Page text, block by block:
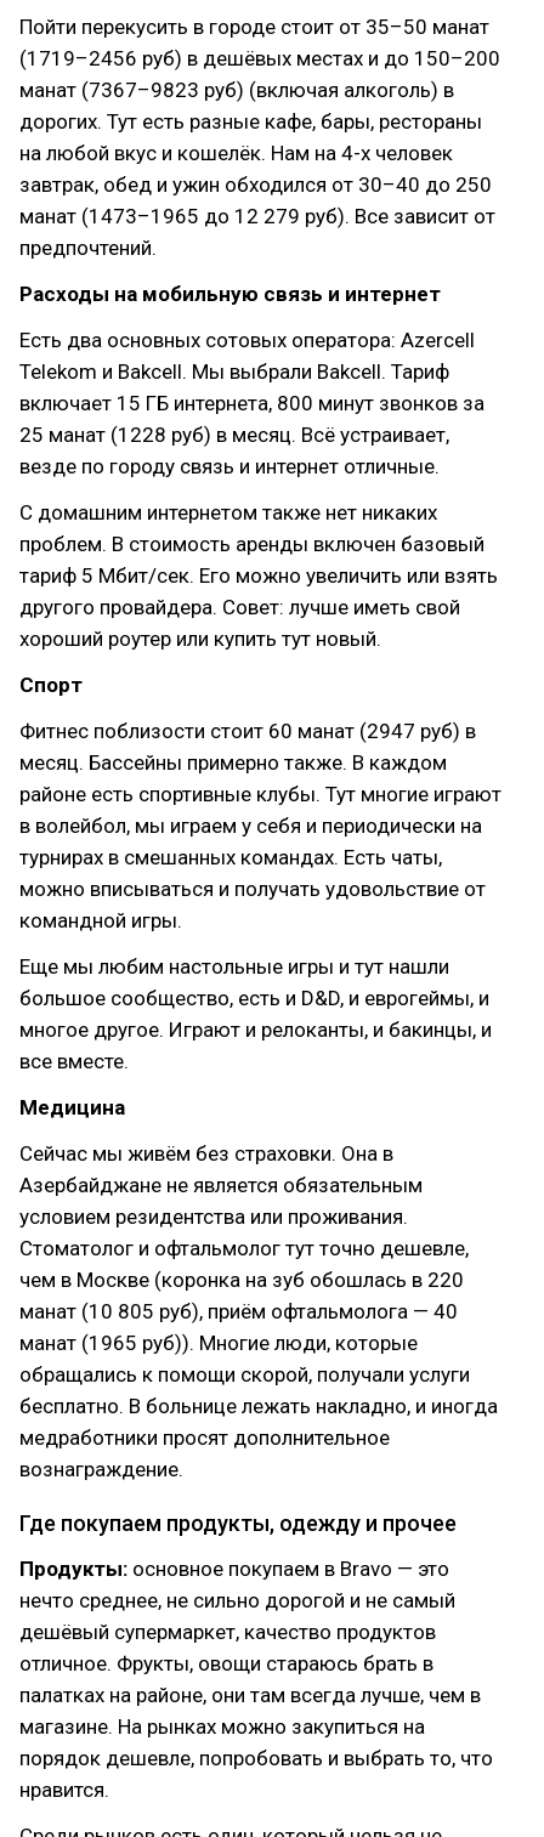
Пойти перекусить в городе стоит от 35–50 манат
(1719–2456 руб) в дешёвых местах и до 150–200
манат (7367–9823 руб) (включая алкоголь) в
дорогих. Тут есть разные кафе, бары, рестораны
на любой вкус и кошелёк. Нам на 4-х человек
завтрак, обед и ужин обходился от 30–40 до 250
манат (1473–1965 до 12 279 руб). Все зависит от
предпочтений.
Расходы на мобильную связь и интернет
Есть два основных сотовых оператора: Azercell
Telekom и Bakcell. Мы выбрали Bakcell. Тариф
включает 15 ГБ интернета, 800 минут звонков за
25 манат (1228 руб) в месяц. Всё устраивает,
везде по городу связь и интернет отличные.
С домашним интернетом также нет никаких
проблем. В стоимость аренды включен базовый
тариф 5 Мбит/сек. Его можно увеличить или взять
другого провайдера. Совет: лучше иметь свой
хороший роутер или купить тут новый.
Спорт
Фитнес поблизости стоит 60 манат (2947 руб) в
месяц. Бассейны примерно также. В каждом
районе есть спортивные клубы. Тут многие играют
в волейбол, мы играем у себя и периодически на
турнирах в смешанных командах. Есть чаты,
можно вписываться и получать удовольствие от
командной игры.
Еще мы любим настольные игры и тут нашли
большое сообщество, есть и D&D, и еврогеймы, и
многое другое. Играют и релоканты, и бакинцы, и
все вместе.
Медицина
Сейчас мы живём без страховки. Она в
Азербайджане не является обязательным
условием резидентства или проживания.
Стоматолог и офтальмолог тут точно дешевле,
чем в Москве (коронка на зуб обошлась в 220
манат (10 805 руб), приём офтальмолога — 40
манат (1965 руб)). Многие люди, которые
обращались к помощи скорой, получали услуги
бесплатно. В больнице лежать накладно, и иногда
медработники просят дополнительное
вознаграждение.
Где покупаем продукты, одежду и прочее
Продукты: основное покупаем в Bravo — это
нечто среднее, не сильно дорогой и не самый
дешёвый супермаркет, качество продуктов
отличное. Фрукты, овощи стараюсь брать в
палатках на районе, они там всегда лучше, чем в
магазине. На рынках можно закупиться на
порядок дешевле, попробовать и выбрать то, что
нравится.